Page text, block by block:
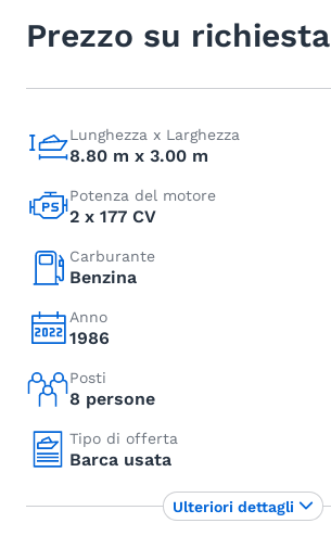
Prezzo su richiesta
Lunghezza x Larghezza
8.80 m x 3.00 m
Potenza del motore
2 x 177 CV
Carburante
Benzina
Anno
1986
Posti
8 persone
Tipo di offerta
Barca usata
Ulteriori dettagli